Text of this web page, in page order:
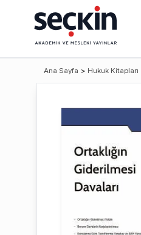
Ana Sayfa > Hukuk Kitapları